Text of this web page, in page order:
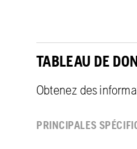
TABLEAU DE
Obtenez des
PRINCIPALES